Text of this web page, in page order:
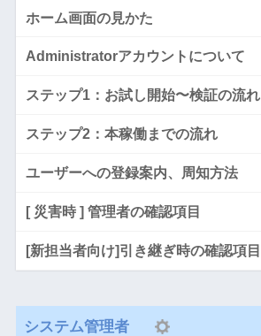
ホーム画面の見かた
Administratorアカウントについて
ステップ1：お試し開始〜検証の流れ
ステップ2：本稼働までの流れ
ユーザーへの登録案内、周知方法
[ 災害時 ] 管理者の確認項目
[新担当者向け]引き継ぎ時の確認項目
システム管理者